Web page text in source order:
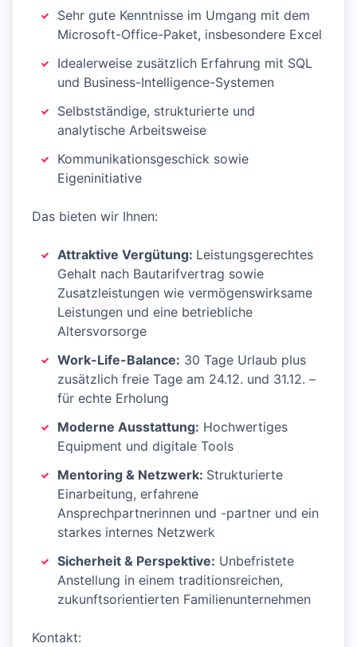
Sehr gute Kenntnisse im Umgang mit dem
Microsoft-Office-Paket, insbesondere Excel
Idealerweise zusätzlich Erfahrung mit SQL
und Business-Intelligence-Systemen
Selbstständige, strukturierte und
analytische Arbeitsweise
Kommunikationsgeschick sowie
Eigeninitiative
Das bieten wir Ihnen:
Attraktive Vergütung: Leistungsgerechtes
Gehalt nach Bautarifvertrag sowie
Zusatzleistungen wie vermögenswirksame
Leistungen und eine betriebliche
Altersvorsorge
Work-Life-Balance: 30 Tage Urlaub plus
zusätzlich freie Tage am 24.12. und 31.12. –
für echte Erholung
Moderne Ausstattung: Hochwertiges
Equipment und digitale Tools
Mentoring & Netzwerk: Strukturierte
Einarbeitung, erfahrene
Ansprechpartnerinnen und -partner und ein
starkes internes Netzwerk
Sicherheit & Perspektive: Unbefristete
Anstellung in einem traditionsreichen,
zukunftsorientierten Familienunternehmen
Kontakt: